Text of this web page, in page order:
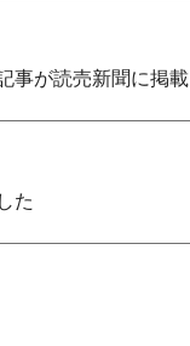
事が読売新聞に掲
た